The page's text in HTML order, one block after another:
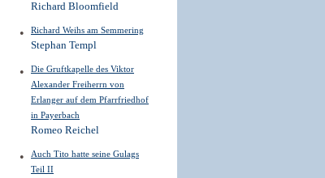
Richard Bloomfield
Richard Weihs am Semmering
Stephan Templ
Die Gruftkapelle des Viktor
Alexander Freiherrn von
Erlanger auf dem Pfarrfriedhof
in Payerbach
Romeo Reichel
Auch Tito hatte seine Gulags
Teil II